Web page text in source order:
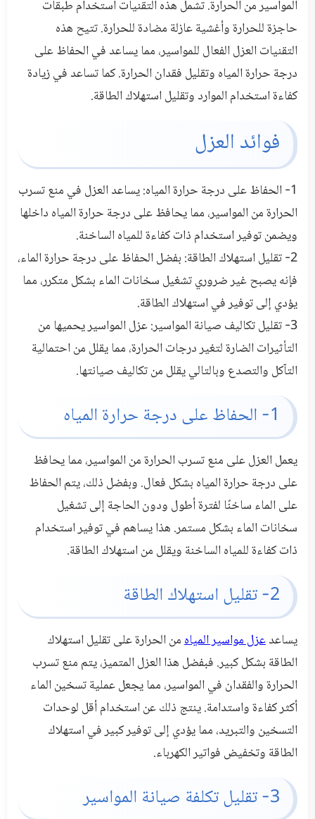
المواسير من الحرارة. تشمل هذه التقنيات استخدام طبقات
حاجزة للحرارة وأغشية عازلة مضادة للحرارة. تتيح هذه
التقنيات العزل الفعال للمواسير، مما يساعد في الحفاظ على
درجة حرارة المياه وتقليل فقدان الحرارة. كما تساعد في زيادة
كفاءة استخدام الموارد وتقليل استهلاك الطاقة.
فوائد العزل
1- الحفاظ على درجة حرارة المياه: يساعد العزل في منع تسرب
الحرارة من المواسير، مما يحافظ على درجة حرارة المياه داخلها
ويضمن توفير استخدام ذات كفاءة للمياه الساخنة.
2- تقليل استهلاك الطاقة: بفضل الحفاظ على درجة حرارة الماء،
فإنه يصبح غير ضروري تشغيل سخانات الماء بشكل متكرر، مما
يؤدي إلى توفير في استهلاك الطاقة.
3- تقليل تكاليف صيانة المواسير: عزل المواسير يحميها من
التأثيرات الضارة لتغير درجات الحرارة، مما يقلل من احتمالية
التآكل والتصدع وبالتالي يقلل من تكاليف صيانتها.
1- الحفاظ على درجة حرارة المياه
يعمل العزل على منع تسرب الحرارة من المواسير، مما يحافظ
على درجة حرارة المياه بشكل فعال. وبفضل ذلك، يتم الحفاظ
على الماء ساخنًا لفترة أطول ودون الحاجة إلى تشغيل
سخانات الماء بشكل مستمر. هذا يساهم في توفير استخدام
ذات كفاءة للمياه الساخنة ويقلل من استهلاك الطاقة.
2- تقليل استهلاك الطاقة
يساعدعزل مواسير المياهمن الحرارة على تقليل استهلاك
الطاقة بشكل كبير. فبفضل هذا العزل المتميز، يتم منع تسرب
الحرارة والفقدان في المواسير، مما يجعل عملية تسخين الماء
أكثر كفاءة واستدامة. ينتج ذلك عن استخدام أقل لوحدات
التسخين والتبريد، مما يؤدي إلى توفير كبير في استهلاك
الطاقة وتخفيض فواتير الكهرباء.
3- تقليل تكلفة صيانة المواسير